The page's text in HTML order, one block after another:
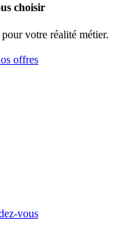
choisir
votre réalité métier.
offres
vous